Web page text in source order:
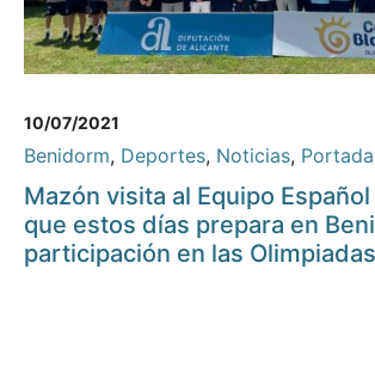
10/07/2021
Benidorm, Deportes, Noticias, Portada
Mazón visita al Equipo
que estos días prepara en
participación en las Olimpiadas